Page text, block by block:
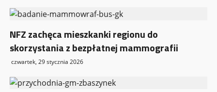
NFZ zachęca mieszkanki regionu do
skorzystania z bezpłatnej mammografii
czwartek, 29 stycznia 2026